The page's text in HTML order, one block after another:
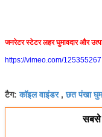
जनरेटर स्टेटर लहर घुमावदार और
https://vimeo.com/125355267
टैग:कॉइल वाइंडर,छत पंखा
सबसे